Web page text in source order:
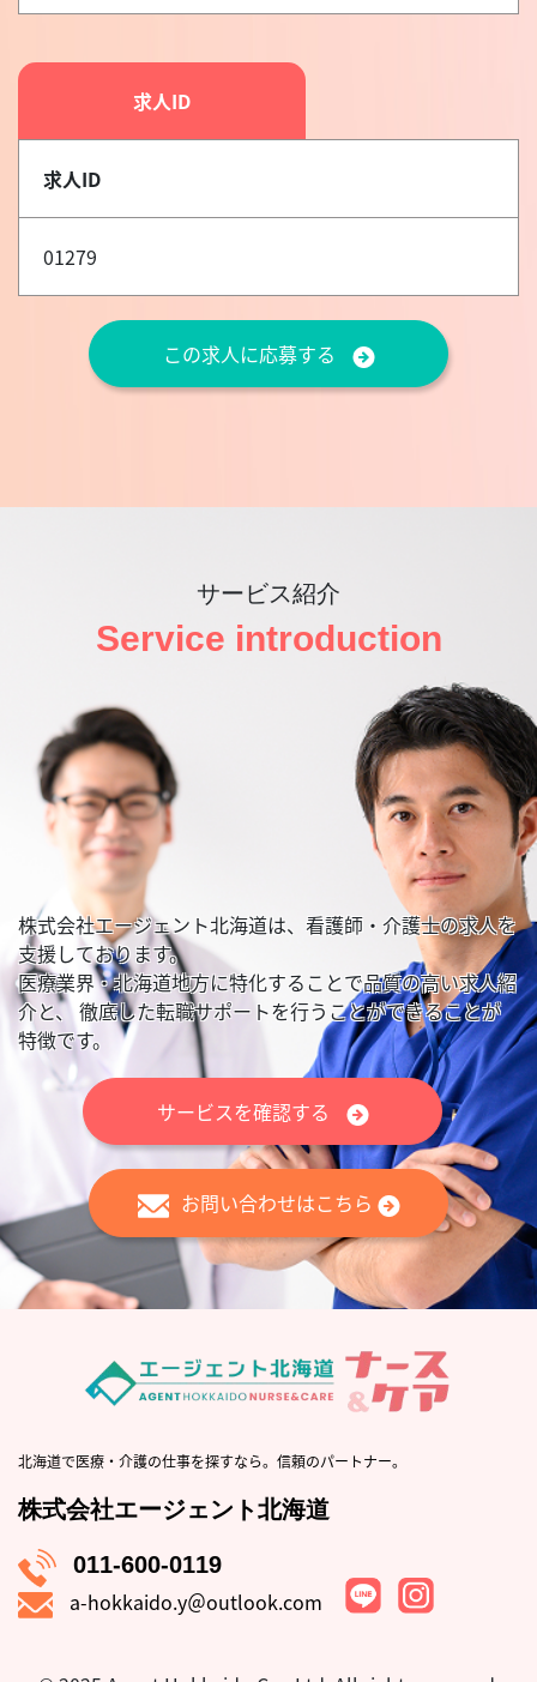
求人ID
求人ID
01279
この求人に応募する
サービス紹介
Service introduction
株式会社エージェント北海道は、看護師・介護士の求人を
支援しております。
医療業界・北海道地方に特化することで品質の高い求人紹
介と、 徹底した転職サポートを行うことができることが
特徴です。
サービスを確認する
お問い合わせはこちら
北海道で医療・介護の仕事を探すなら。信頼のパートナー。
株式会社エージェント北海道
011-600-0119
a-hokkaido.y＠outlook.com